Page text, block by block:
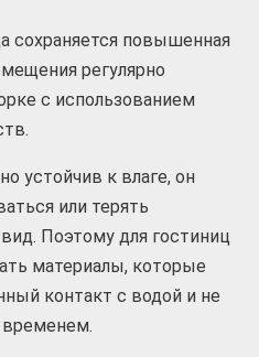
сохраняется повышенная
регулярно
с использованием
устойчив к влаге, он
или терять
Поэтому для гостиниц
материалы, которые
контакт с водой и не